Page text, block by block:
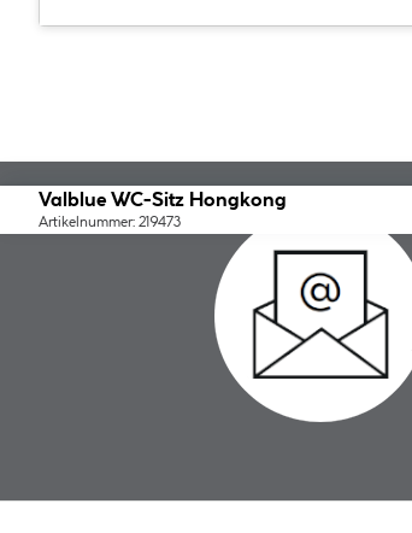
Valblue WC-Sitz Hongkong
Artikelnummer: 219473